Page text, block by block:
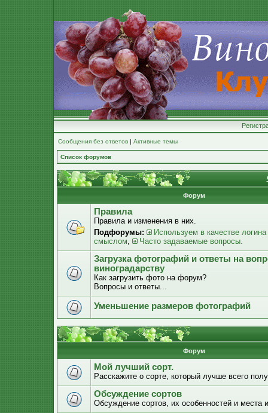
Сообщения без ответов | Активные темы
Список форумов
Форум
Правила
Правила и изменения в них.
Подфорумы:
Используем в качестве
смыслом, Часто задаваемые вопросы.
Загрузка фотографий и ответы на
виноградарству
Как загрузить фото на форум?
Вопросы и ответы...
Уменьшение размеров фотографий
Форум
Мой лучший сорт.
Расскажите о сорте, который лучше всего
Обсуждение сортов
Обсуждение сортов, их особенностей и места